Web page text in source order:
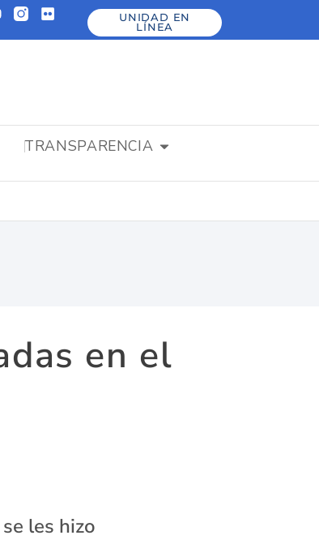
UNIDAD EN
LÍNEA
TRANSPARENCIA
búsqueda
en el
les hizo